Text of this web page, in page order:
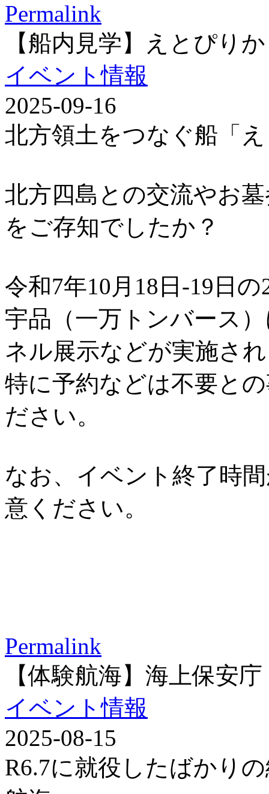
Permalink
【船内見学】えとぴりか
イベント情報
2025-09-16
北方領土をつなぐ船「
北方四島との交流やお
をご存知でしたか？
令和7年10月18日-19日の
宇品（一万トンバース
ネル展示などが実施さ
特に予約などは不要と
ださい。
なお、イベント終了時
意ください。
Permalink
【体験航海】海上保安
イベント情報
2025-08-15
R6.7に就役したばかり